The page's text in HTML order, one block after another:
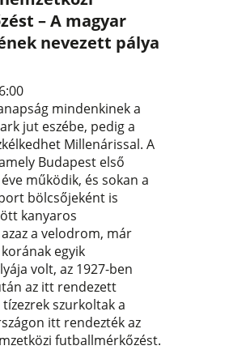
– A magyar
nevezett pálya
mindenkinek a
jut eszébe, pedig a
Millenárissal. A
Budapest első
működik, és sokan a
bölcsőjeként is
kanyaros
a velodrom, már
egyik
volt, az 1927-ben
az itt rendezett
szurkoltak a
itt rendezték az
futballmérkőzést.